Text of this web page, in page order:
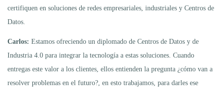
certifiquen en soluciones de redes empresariales, industriales y Centros de
Datos.
Carlos: Estamos ofreciendo un diplomado de Centros de Datos y de
Industria 4.0 para integrar la tecnología a estas soluciones. Cuando
entregas este valor a los clientes, ellos entienden la pregunta ¿cómo van a
resolver problemas en el futuro?, en esto trabajamos, para darles ese